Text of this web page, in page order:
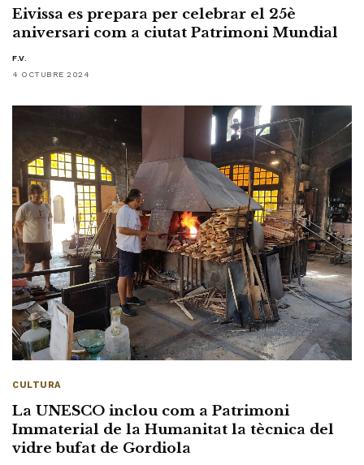
Eivissa es prepara per celebrar el 25è
aniversari com a ciutat Patrimoni Mundial
F.V.
4 OCTUBRE 2024
CULTURA
La UNESCO inclou com a Patrimoni
Immaterial de la Humanitat la tècnica del
vidre bufat de Gordiola